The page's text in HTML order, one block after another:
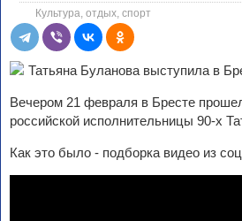
Культура, отдых, спорт
Вечером 21 февраля в Бресте
российской исполнительницы 90-х
Как это было - подборка видео из